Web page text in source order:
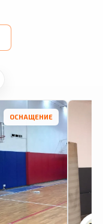
ОСНАЩЕНИЕ